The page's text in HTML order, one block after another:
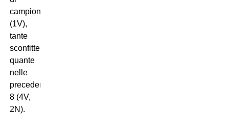
campionato
(1V),
tante
sconfitte
quante
nelle
precedenti
8 (4V,
2N).